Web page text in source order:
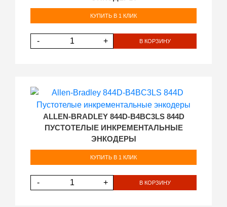
КУПИТЬ В 1 КЛИК
- + В КОРЗИНУ
ALLEN-BRADLEY 844D-B4BC3LS 844D
ПУСТОТЕЛЫЕ ИНКРЕМЕНТАЛЬНЫЕ
ЭНКОДЕРЫ
КУПИТЬ В 1 КЛИК
- + В КОРЗИНУ